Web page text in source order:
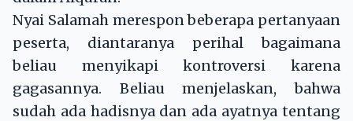
Nyai Salamah merespon beberapa pertanyaan
peserta, diantaranya perihal bagaimana
beliau menyikapi kontroversi karena
gagasannya. Beliau menjelaskan, bahwa
sudah ada hadisnya dan ada ayatnya tentang